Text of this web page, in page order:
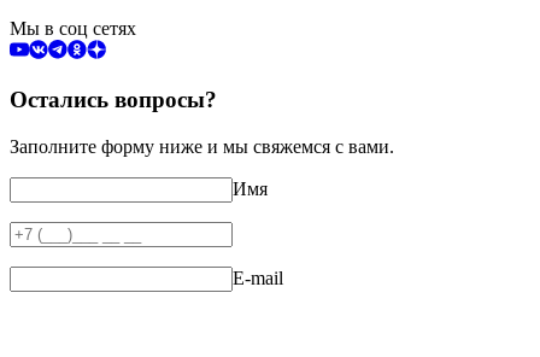
Мы в соц сетях
Остались вопросы?
Заполните форму ниже и мы свяжемся с вами.
Имя
E-mail